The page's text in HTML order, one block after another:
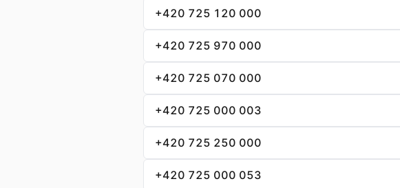
+420 725 120 000
+420 725 970 000
+420 725 070 000
+420 725 000 003
+420 725 250 000
+420 725 000 053